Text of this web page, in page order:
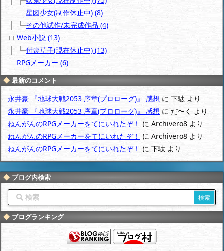
星図少女(制作休止中) (8)
その他試作/未完成作品 (4)
Web小説 (13)
付喪草子(現在休止中) (13)
RPGメーカー (6)
最新のコメント
永井豪 『地球大戦2053 序章(プロローグ)』 感想 に下駄より
永井豪 『地球大戦2053 序章(プロローグ)』 感想にだ〜く より
ねんがんのRPGメーカーをてにいれたぞ！ に Archivero8 より
ねんがんのRPGメーカーをてにいれたぞ！ に Archivero8より
ねんがんのRPGメーカーをてにいれたぞ！に下駄より
ブログ内検索
ブログランキング